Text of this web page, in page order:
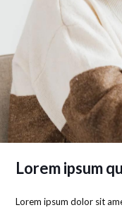
Lorem ipsum
Lorem ipsum dolor sit